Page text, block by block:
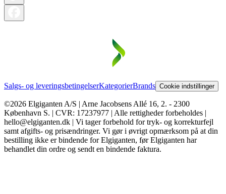
Salgs- og leveringsbetingelserKategorierBrands Cookie indstillinger
©2026 Elgiganten A/S | Arne Jacobsens Allé 16, 2. - 2300
København S. | CVR: 17237977 | Alle rettigheder forbeholdes |
hello@elgiganten.dk | Vi tager forbehold for tryk- og korrekturfejl
samt afgifts- og prisændringer. Vi gør i øvrigt opmærksom på at din
bestilling ikke er bindende for Elgiganten, før Elgiganten har
behandlet din ordre og sendt en bindende faktura.